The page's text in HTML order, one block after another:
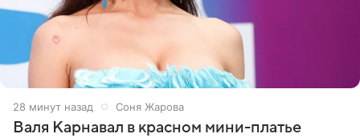
29 минут назад Соня Жарова
Валя Карнавал в красном мини-платье